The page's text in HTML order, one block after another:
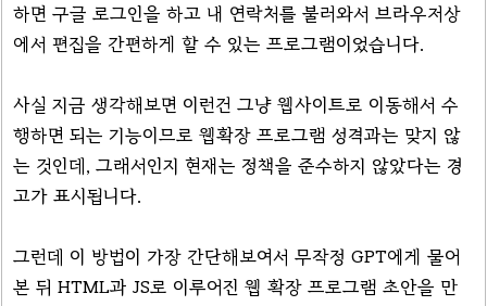
하면 구글 로그인을 하고 내 연락처를 불러와서 브라우저상
에서 편집을 간편하게 할 수 있는 프로그램이었습니다.
사실 지금 생각해보면 이런건 그냥 웹사이트로 이동해서 수
행하면 되는 기능이므로 웹확장 프로그램 성격과는 맞지 않
는 것인데, 그래서인지 현재는 정책을 준수하지 않았다는 경
고가 표시됩니다.
그런데 이 방법이 가장 간단해보여서 무작정 GPT에게 물어
본 뒤 HTML과 JS로 이루어진 웹 확장 프로그램 초안을 만